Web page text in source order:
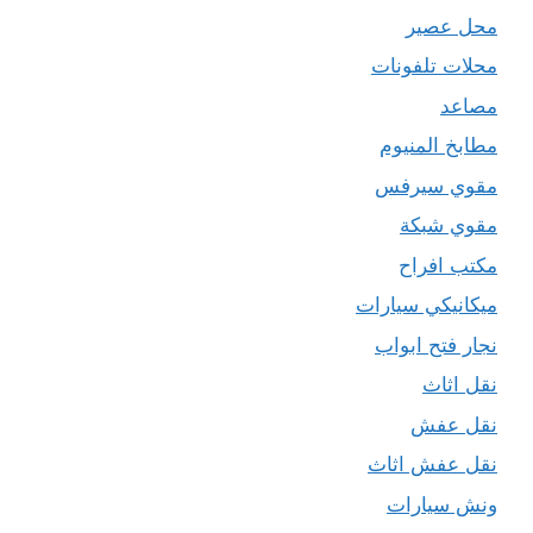
محل عصير
محلات تلفونات
مصاعد
مطابخ المنيوم
مقوي سيرفس
مقوي شبكة
مكتب افراح
ميكانيكي سيارات
نجار فتح ابواب
نقل اثاث
نقل عفش
نقل عفش اثاث
ونش سيارات